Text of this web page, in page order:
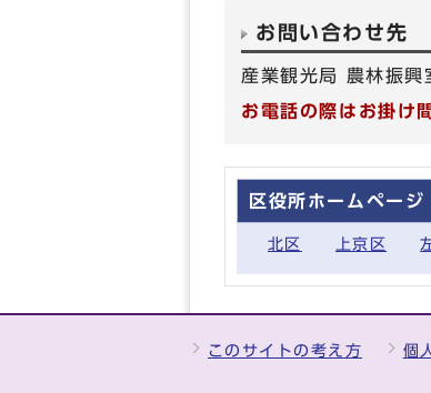
お問い合わせ先
産業観光局 農林振興
お電話の際はお掛け
区役所ホームページ
北区 上京区
このサイトの考え方 個